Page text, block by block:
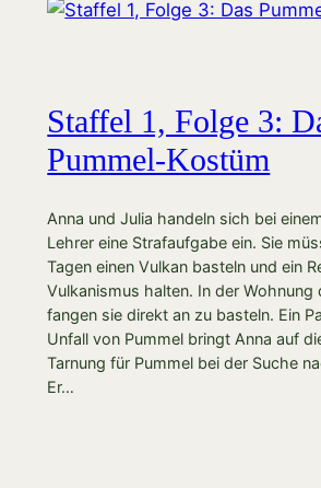
Staffel 1, Folge 3:
Pummel-Kostüm
Anna und Julia handeln sich bei
Lehrer eine Strafaufgabe ein. Sie
Tagen einen Vulkan basteln und ein
Vulkanismus halten. In der Wohnung
fangen sie direkt an zu basteln. Ein
Unfall von Pummel bringt Anna auf
Tarnung für Pummel bei der Suche
Er…